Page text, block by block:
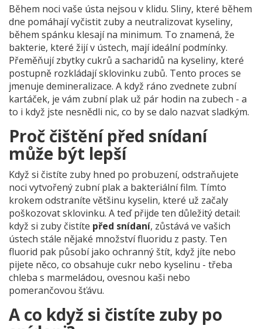
Během noci vaše ústa nejsou v klidu. Sliny, které během
dne pomáhají vyčistit zuby a neutralizovat kyseliny,
během spánku klesají na minimum. To znamená, že
bakterie, které žijí v ústech, mají ideální podmínky.
Přeměňují zbytky cukrů a sacharidů na kyseliny, které
postupně rozkládají sklovinku zubů. Tento proces se
jmenuje demineralizace. A když ráno zvednete zubní
kartáček, je vám zubní plak už pár hodin na zubech - a
to i když jste nesnědli nic, co by se dalo nazvat sladkým.
Proč čištění před snídaní
může být lepší
Když si čistíte zuby hned po probuzení, odstraňujete
noci vytvořený zubní plak a bakteriální film. Tímto
krokem odstraníte většinu kyselin, které už začaly
poškozovat sklovinku. A teď přijde ten důležitý detail:
když si zuby čistíte před snídaní, zůstává ve vašich
ústech stále nějaké množství fluoridu z pasty. Ten
fluorid pak působí jako ochranný štít, když jíte nebo
pijete něco, co obsahuje cukr nebo kyselinu - třeba
chleba s marmeládou, ovesnou kaši nebo
pomerančovou šťávu.
A co když si čistíte zuby po